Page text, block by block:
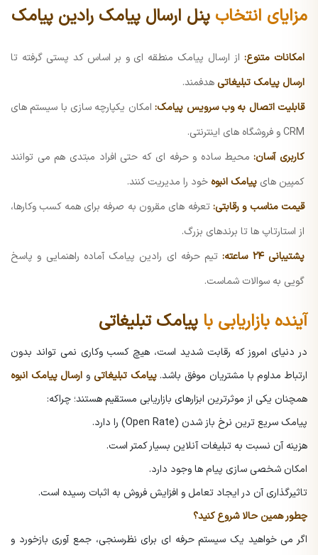
مزایای انتخاب پنل ارسال پیامک رادین پیامک
امکانات متنوع:از ارسال پیامک منطقه ای و بر اساس کد پستی گرفته تا
ارسال پیامک تبلیغاتیهدفمند.
قابلیت اتصال به وب سرویس پیامک:امکان یکپارچه سازی با سیستم های
CRM و فروشگاه های اینترنتی.
کاربری آسان:محیط ساده و حرفه ای که حتی افراد مبتدی هم می توانند
کمپین های پیامک انبوهخود را مدیریت کنند.
قیمت مناسب و رقابتی:تعرفه های مقرون به صرفه برای همه کسب وکارها،
از استارتاپ ها تا برندهای بزرگ.
پشتیبانی ۲۴ ساعته:
تیم حرفه ای رادین پیامک آماده راهنمایی و پاسخ
گویی به سوالات شماست.
آینده بازاریابی با پیامک تبلیغاتی
در دنیای امروز که رقابت شدید است، هیچ کسب وکاری نمی تواند بدون
ارتباط مداوم با مشتریان موفق باشد.پیامک تبلیغاتی و ارسال پیامک انبوه
همچنان یکی از موثرترین ابزارهای بازاریابی مستقیم هستند؛ چراکه:
پیامک سریع ترین نرخ باز شدن (Open Rate) را دارد.
هزینه آن نسبت به تبلیغات آنلاین بسیار کمتر است.
امکان شخصی سازی پیام ها وجود دارد.
تاثیرگذاری آن در ایجاد تعامل و افزایش فروش به اثبات رسیده است.
چطور همین حالا شروع کنید؟
اگر می خواهید یک سیستم حرفه ای برای نظرسنجی، جمع آوری بازخورد و